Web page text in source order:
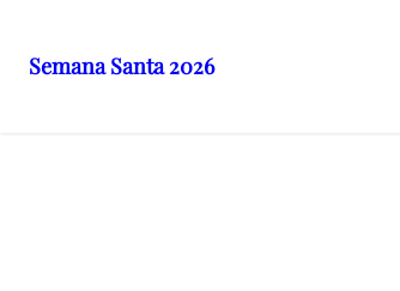
Semana Santa 2026